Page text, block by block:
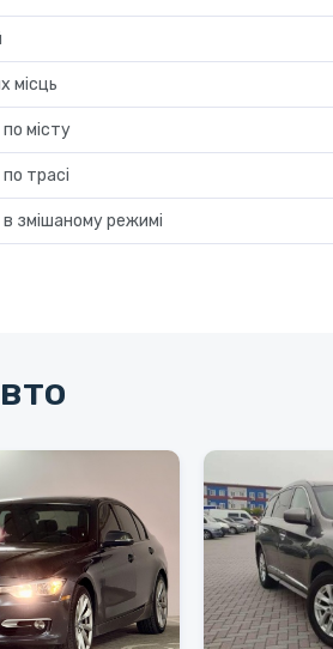
місць
місту
трасі
змішаному режимі